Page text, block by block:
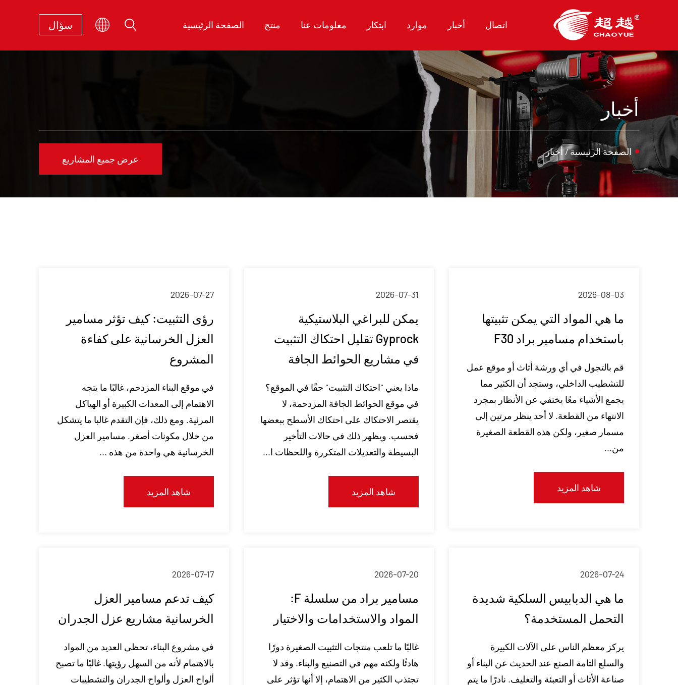
الصفحة الرئيسية منتج معلومات عنا ابتكار موارد أخبار اتصال سؤال
أخبار
الصفحة الرئيسية/أخبار
عرض جميع المشاريع
2026-08-03
ما هي المواد التي يمكن تثبيتها
باستخدام مسامير براد F30
قم بالتجول في أي ورشة أثاث أو موقع عمل
للتشطيب الداخلي، وستجد أن الكثير مما
يجمع الأشياء معًا يختفي عن الأنظار بمجرد
الانتهاء من القطعة. لا أحد ينظر مرتين إلى
مسمار صغير، ولكن هذه القطعة الصغيرة
من...
شاهد المزيد
2026-07-31
يمكن للبراغي البلاستيكية
Gyprock تقليل احتكاك التثبيت
في مشاريع الحوائط الجافة
ماذا يعني "احتكاك التثبيت" حقًا في الموقع؟
في موقع الحوائط الجافة المزدحمة، لا
يقتصر الاحتكاك على احتكاك الأسطح ببعضها
فحسب. ويظهر ذلك في حالات التأخير
البسيطة والتعديلات المتكررة واللحظات ا...
شاهد المزيد
2026-07-27
رؤى التثبيت: كيف تؤثر مسامير
العزل الخرسانية على كفاءة
المشروع
في موقع البناء المزدحم، غالبًا ما يتجه
الاهتمام إلى المعدات الكبيرة أو الهياكل
المرئية. ومع ذلك، فإن التقدم غالبا ما يتشكل
من خلال مكونات أصغر. مسامير العزل
الخرسانية هي واحدة من هذه ...
شاهد المزيد
2026-07-24
ما هي الدبابيس السلكية شديدة
التحمل المستخدمة؟
يركز معظم الناس على الآلات الكبيرة
والسلع التامة الصنع عند الحديث عن البناء أو
صناعة الأثاث أو التعبئة والتغليف. نادرًا ما يتم
2026-07-20
مسامير براد من سلسلة F:
المواد والاستخدامات والاختيار
غالبًا ما تلعب منتجات التثبيت الصغيرة دورًا
هادئًا ولكنه مهم في التصنيع والبناء. وقد لا
تجتذب الكثير من الاهتمام، إلا أنها تؤثر على
2026-07-17
كيف تدعم مسامير العزل
الخرسانية مشاريع عزل الجدران
في مشروع البناء، تحظى العديد من المواد
بالاهتمام لأنه من السهل رؤيتها. غالبًا ما تصبح
ألواح العزل وألواح الجدران والتشطيبات